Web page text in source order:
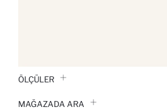
ÖLÇÜLER
MAĞAZADA ARA